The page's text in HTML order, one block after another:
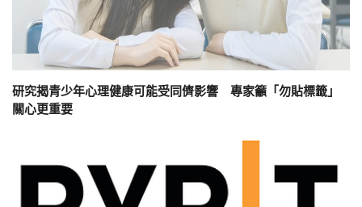
研究揭青少年心理健康可能受同儕影響 專家籲「勿貼標籤」
關心更重要